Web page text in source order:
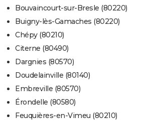
Bouvaincourt-sur-Bresle (80220)
Buigny-lès-Gamaches (80220)
Chépy (80210)
Citerne (80490)
Dargnies (80570)
Doudelainville (80140)
Embreville (80570)
Érondelle (80580)
Feuquières-en-Vimeu (80210)